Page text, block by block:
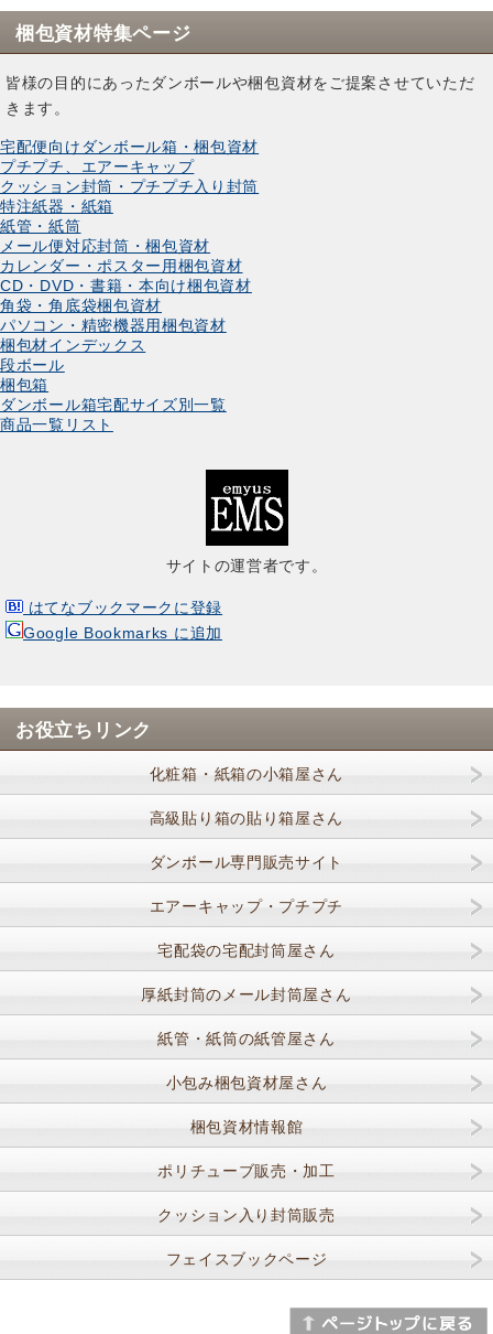
梱包資材特集ページ
皆様の目的にあったダンボールや梱包資材をご提案させていただ
きます。
宅配便向けダンボール箱・梱包資材
プチプチ、エアーキャップ
クッション封筒・プチプチ入り封筒
特注紙器・紙箱
紙管・紙筒
メール便対応封筒・梱包資材
カレンダー・ポスター用梱包資材
CD・DVD・書籍・本向け梱包資材
角袋・角底袋梱包資材
パソコン・精密機器用梱包資材
梱包材インデックス
段ボール
梱包箱
ダンボール箱宅配サイズ別一覧
商品一覧リスト
サイトの運営者です。
はてなブックマークに登録
Google Bookmarks に追加
お役立ちリンク
化粧箱・紙箱の小箱屋さん
高級貼り箱の貼り箱屋さん
ダンボール専門販売サイト
エアーキャップ・プチプチ
宅配袋の宅配封筒屋さん
厚紙封筒のメール封筒屋さん
紙管・紙筒の紙管屋さん
小包み梱包資材屋さん
梱包資材情報館
ポリチューブ販売・加工
クッション入り封筒販売
フェイスブックページ